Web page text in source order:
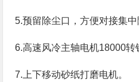
5.预留除尘口，方便对接集中
6.高速风冷主轴电机18000转
7.上下移动砂纸打磨电机。